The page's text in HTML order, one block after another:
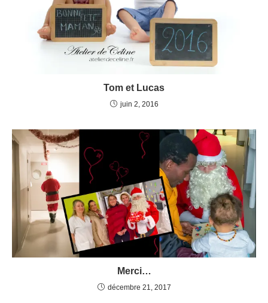
Tom et Lucas
juin 2, 2016
Merci…
décembre 21, 2017